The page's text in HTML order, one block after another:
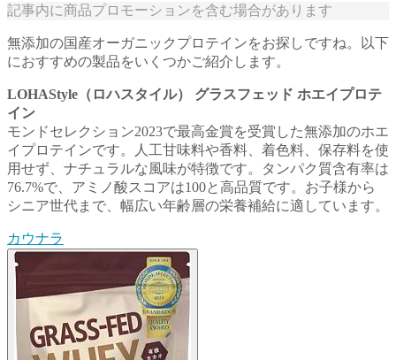
記事内に商品プロモーションを含む場合があります
無添加の国産オーガニックプロテインをお探しですね。以下
におすすめの製品をいくつかご紹介します。
LOHAStyle（ロハスタイル） グラスフェッド ホエイプロテ
イン
モンドセレクション2023で最高金賞を受賞した無添加のホエ
イプロテインです。人工甘味料や香料、着色料、保存料を使
用せず、ナチュラルな風味が特徴です。タンパク質含有率は
76.7%で、アミノ酸スコアは100と高品質です。お子様から
シニア世代まで、幅広い年齢層の栄養補給に適しています。
カウナラ